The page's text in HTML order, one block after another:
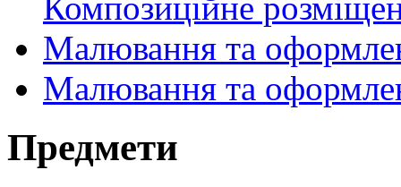
Малювання та
Малювання та
Предмети